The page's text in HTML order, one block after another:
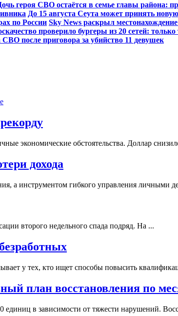
героя СВО остаётся в семье главы района:
До 15 августа Сеута может принять
по России Sky News раскрыл
проверило бургеры из 20 сетей:
после приговора за убийство 11 девушек
экономические обстоятельства. Доллар
дохода
а инструментом гибкого управления личными
второго недельного спада подряд. На ...
у тех, кто ищет способы повысить
план восстановления по
единиц в зависимости от тяжести нарушений.